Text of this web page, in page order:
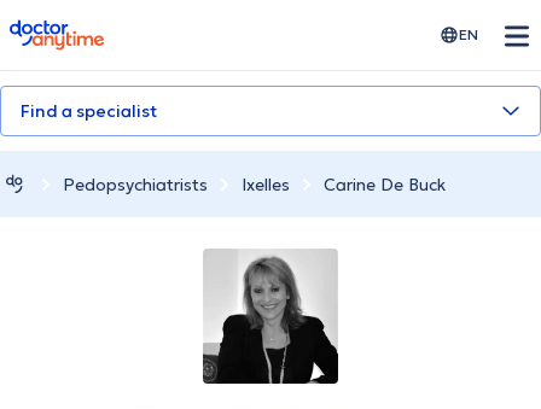
doctoranytime EN
Find a specialist
Pedopsychiatrists Ixelles Carine De Buck